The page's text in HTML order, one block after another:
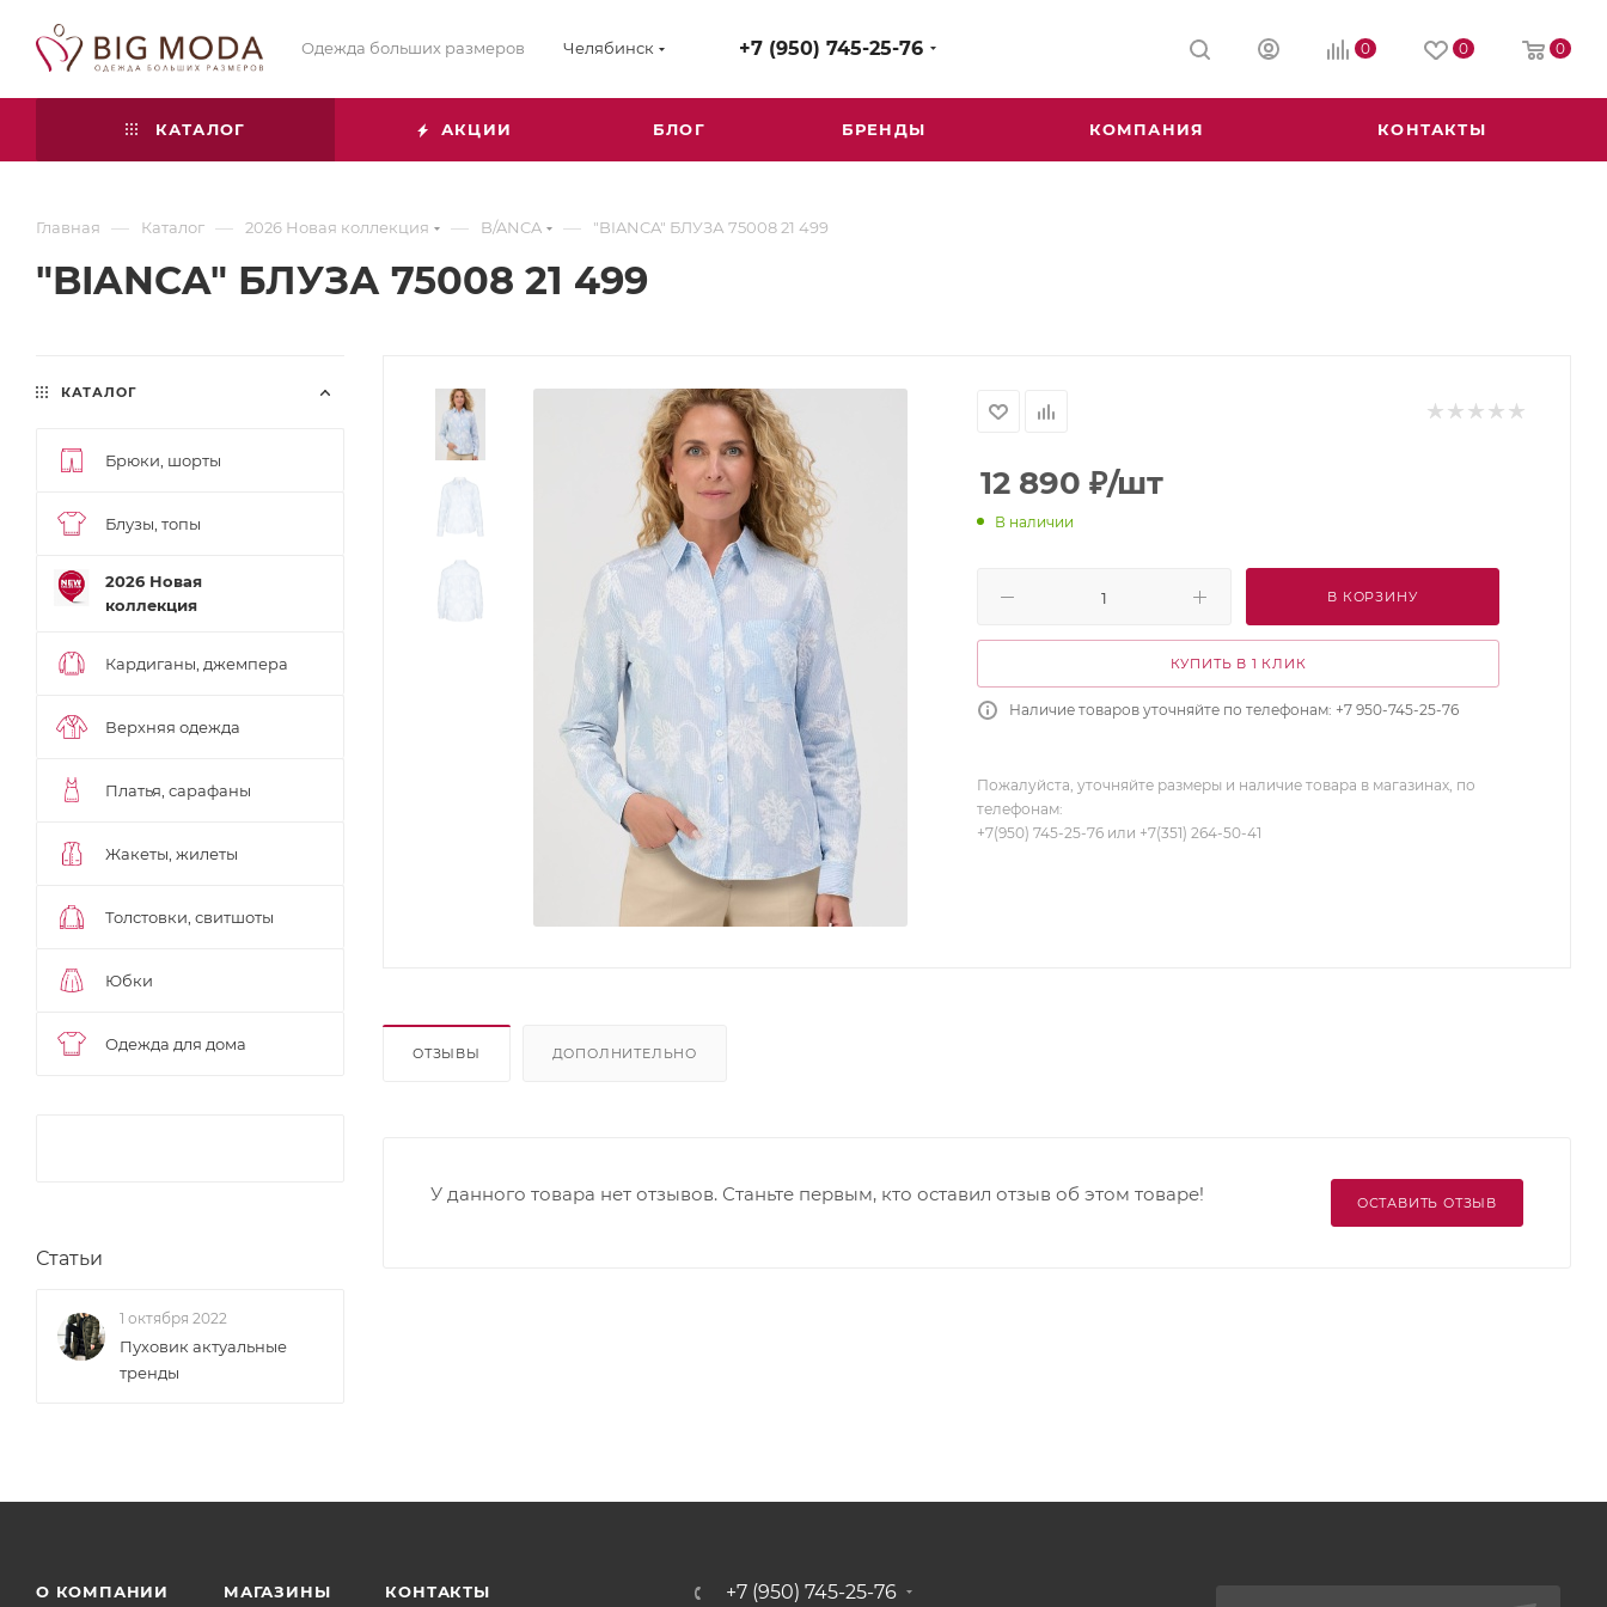
Одежда больших размеров Челябинск +7 (950) 745-25-76 0 0 0
КАТАЛОГ АКЦИИ БЛОГ БРЕНДЫ КОМПАНИЯ КОНТАКТЫ
Главная — Каталог — 2026 Новая коллекция — B/ANCA — "BIANCA" БЛУЗА 75008 21 499
"BIANCA" БЛУЗА 75008 21 499
12 890 ₽/шт
В наличии
В КОРЗИНУ
КУПИТЬ В 1 КЛИК
Наличие товаров уточняйте по телефонам: +7 950-745-25-76
Пожалуйста, уточняйте размеры и наличие товара в магазинах, по
телефонам:
+7(950) 745-25-76 или +7(351) 264-50-41
ОТЗЫВЫ ДОПОЛНИТЕЛЬНО
ОСТАВИТЬ ОТЗЫВ
У данного товара нет отзывов. Станьте первым, кто оставил отзыв об этом товаре!
КАТАЛОГ
Брюки, шорты
Блузы, топы
2026 Новая
коллекция
Кардиганы, джемпера
Верхняя одежда
Платья, сарафаны
Жакеты, жилеты
Толстовки, свитшоты
Юбки
Одежда для дома
Статьи
1 октября 2022
Пуховик актуальные
тренды
О КОМПАНИИ МАГАЗИНЫ КОНТАКТЫ +7 (950) 745-25-76